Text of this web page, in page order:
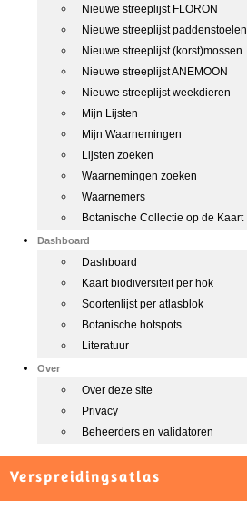
Nieuwe streeplijst FLORON
Nieuwe streeplijst paddenstoelen
Nieuwe streeplijst (korst)mossen
Nieuwe streeplijst ANEMOON
Nieuwe streeplijst weekdieren
Mijn Lijsten
Mijn Waarnemingen
Lijsten zoeken
Waarnemingen zoeken
Waarnemers
Botanische Collectie op de Kaart
Dashboard
Dashboard
Kaart biodiversiteit per hok
Soortenlijst per atlasblok
Botanische hotspots
Literatuur
Over
Over deze site
Privacy
Beheerders en validatoren
Verspreidingsatlas